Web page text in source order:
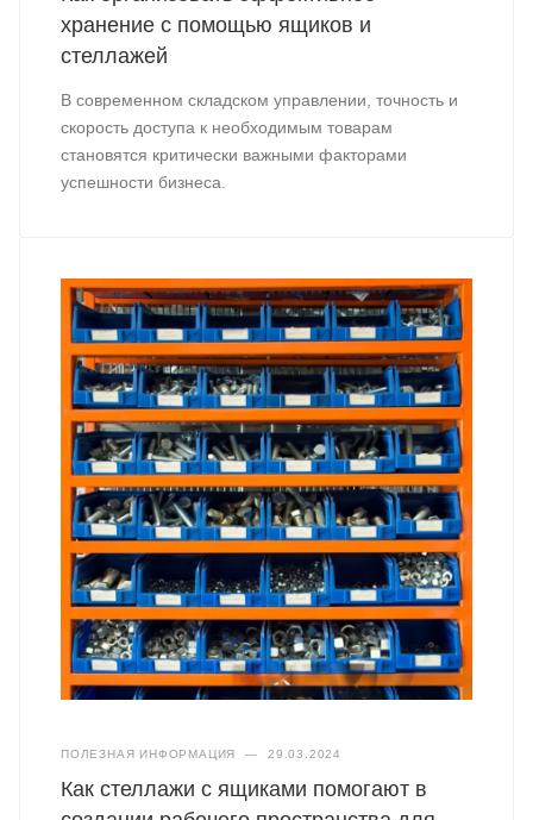
хранение с помощью ящиков и
стеллажей
В современном складском управлении, точность и
скорость доступа к необходимым товарам
становятся критически важными факторами
успешности бизнеса.
ПОЛЕЗНАЯ ИНФОРМАЦИЯ — 29.03.2024
Как стеллажи с ящиками помогают в